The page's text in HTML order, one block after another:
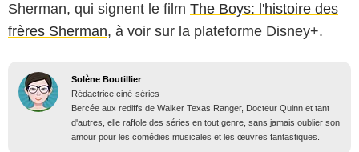
Sherman, qui signent le film The Boys: l'histoire des
frères Sherman, à voir sur la plateforme Disney+.
Solène Boutillier
Rédactrice ciné-séries
Bercée aux rediffs de Walker Texas Ranger, Docteur Quinn et tant
d'autres, elle raffole des séries en tout genre, sans jamais oublier son
amour pour les comédies musicales et les œuvres fantastiques.